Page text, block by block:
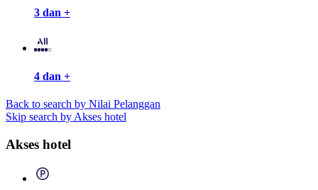
3 dan +
4 dan +
Back to search by Nilai Pelanggan
Skip search by Akses hotel
Akses hotel